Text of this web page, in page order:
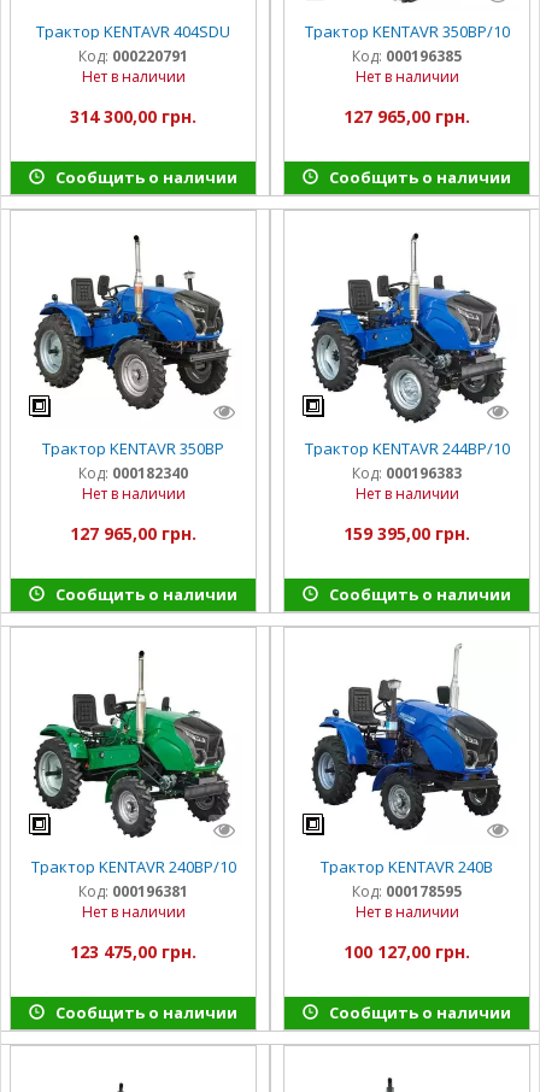
Трактор KENTAVR 404SDU
Код: 000220791
Нет в наличии
314 300,00 грн.
Сообщить о наличии
Трактор KENTAVR 350BP/10
Код: 000196385
Нет в наличии
127 965,00 грн.
Сообщить о наличии
Трактор KENTAVR 350BP
Код: 000182340
Нет в наличии
127 965,00 грн.
Сообщить о наличии
Трактор KENTAVR 244BР/10
Код: 000196383
Нет в наличии
159 395,00 грн.
Сообщить о наличии
Трактор KENTAVR 240BP/10
Код: 000196381
Нет в наличии
123 475,00 грн.
Сообщить о наличии
Трактор KENTAVR 240B
Код: 000178595
Нет в наличии
100 127,00 грн.
Сообщить о наличии